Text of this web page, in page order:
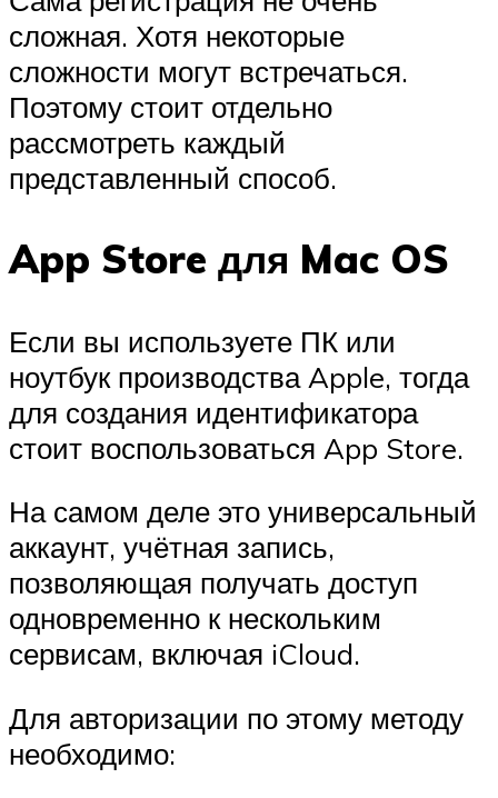
сложная. Хотя некоторые
сложности могут встречаться.
Поэтому стоит отдельно
рассмотреть каждый
представленный способ.
App Store для Mac OS
Если вы используете ПК или
ноутбук производства Apple, тогда
для создания идентификатора
стоит воспользоваться App Store.
На самом деле это универсальный
аккаунт, учётная запись,
позволяющая получать доступ
одновременно к нескольким
сервисам, включая iCloud.
Для авторизации по этому методу
необходимо: